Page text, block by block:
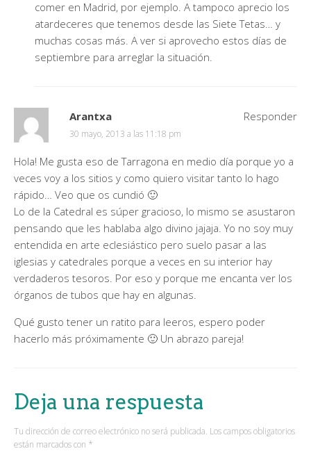
comer en Madrid, por ejemplo. A tampoco aprecio los
atardeceres que tenemos desde las Siete Tetas… y
muchas cosas más. A ver si aprovecho estos días de
septiembre para arreglar la situación.
Arantxa
30 mayo, 2013 a las 11:18 pm
Hola! Me gusta eso de Tarragona en medio día porque yo a
veces voy a los sitios y como quiero visitar tanto lo hago
rápido… Veo que os cundió 🙂
Lo de la Catedral es súper gracioso, lo mismo se asustaron
pensando que les hablaba algo divino jajaja. Yo no soy muy
entendida en arte eclesiástico pero suelo pasar a las
iglesias y catedrales porque a veces en su interior hay
verdaderos tesoros. Por eso y porque me encanta ver los
órganos de tubos que hay en algunas.
Qué gusto tener un ratito para leeros, espero poder
hacerlo más próximamente 🙂 Un abrazo pareja!
Responder
Deja una respuesta
Tu dirección de correo electrónico no será publicada. Los campos obligatorios
están marcados con *